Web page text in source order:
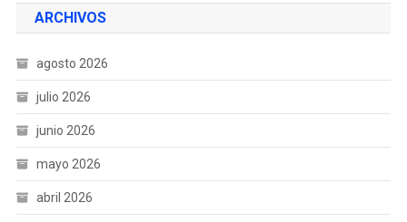
ARCHIVOS
agosto 2026
julio 2026
junio 2026
mayo 2026
abril 2026